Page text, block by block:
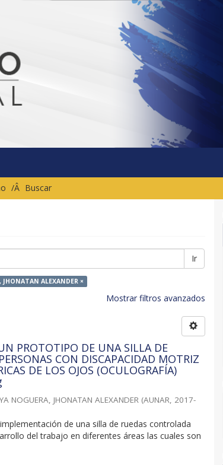
Buscar
Ir
ALEXANDER ×
Mostrar filtros avanzados
PROTOTIPO DE UNA SILLA DE
CON DISCAPACIDAD MOTRIZ
DE LOS OJOS (OCULOGRAFÍA)
NOGUERA, JHONATAN ALEXANDER (AUNAR, 2017-
de una silla de ruedas controlada
del trabajo en diferentes áreas las cuales son